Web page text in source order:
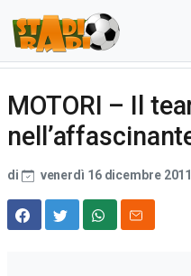
MOTORI – Il
di venerdì 16 dicembre 2011